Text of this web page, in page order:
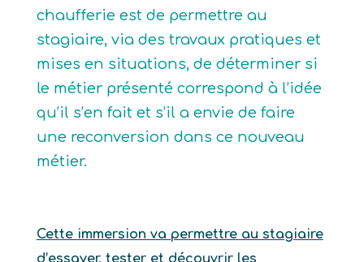
chaufferie est de permettre au
stagiaire, via des travaux pratiques et
mises en situations, de déterminer si
le métier présenté correspond à l’idée
qu’il s’en fait et s’il a envie de faire
une reconversion dans ce nouveau
métier.
Cette immersion va permettre au stagiaire
d’essayer, tester et découvrir les